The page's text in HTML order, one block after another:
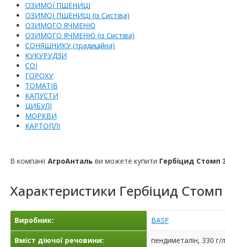
ОЗИМОЇ ПШЕНИЦІ
ОЗИМОЇ ПШЕНИЦІ (із Систіва)
ОЗИМОГО ЯЧМЕНЮ
ОЗИМОГО ЯЧМЕНЮ (із Систіва)
СОНЯШНИКУ (традиційна)
КУКУРУДЗИ
СОЇ
ГОРОХУ
ТОМАТІВ
КАПУСТИ
ЦИБУЛІ
МОРКВИ
КАРТОПЛІ
В компанії АгроАнталь ви можете купити Гербіцид Стомп
Характеристики Гербіцид
Виробник: BASF
Вміст діючої речовини: пендиметалін, 330 г/л